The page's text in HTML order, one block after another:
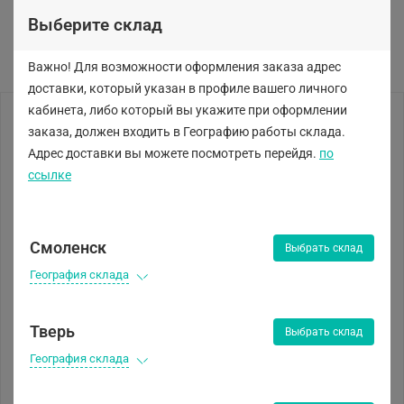
Выберите склад
Важно! Для возможности оформления заказа адрес
доставки, который указан в профиле вашего личного
кабинета, либо который вы укажите при оформлении
заказа, должен входить в Географию работы склада.
Адрес доставки вы можете посмотреть перейдя. по
ссылке
Смоленск Выбрать склад
География склада
Тверь Выбрать склад
География склада